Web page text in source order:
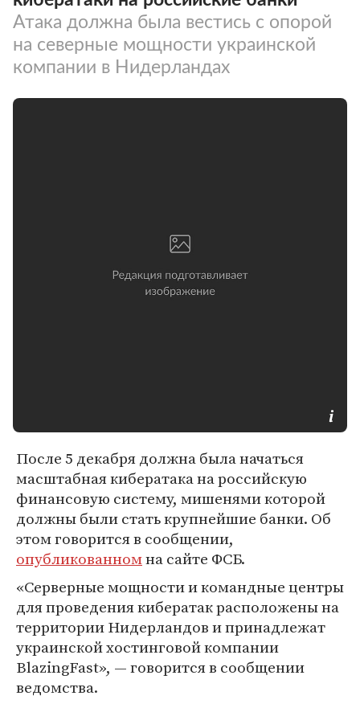
Атака должна была вестись с опорой
на северные мощности украинской
компании в Нидерландах
После 5 декабря должна была начаться
масштабная кибератака на российскую
финансовую систему, мишенями которой
должны были стать крупнейшие банки. Об
этом говорится в сообщении,
опубликованномна сайте ФСБ.
«Серверные мощности и командные центры
для проведения кибератак расположены на
территории Нидерландов и принадлежат
украинской хостинговой компании
BlazingFast», — говорится в сообщении
ведомства.